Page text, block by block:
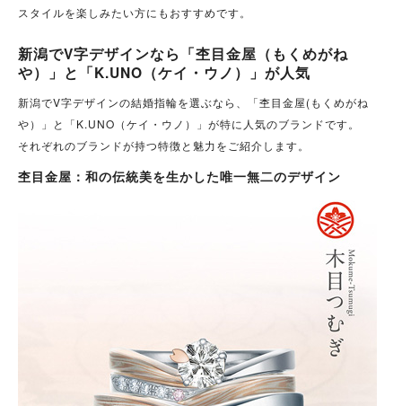
スタイルを楽しみたい方にもおすすめです。
新潟でV字デザインなら「杢目金屋（もくめがね
や）」と「K.UNO（ケイ・ウノ）」が人気
新潟でV字デザインの結婚指輪を選ぶなら、「杢目金屋(もくめがね
や）」と「K.UNO（ケイ・ウノ）」が特に人気のブランドです。
それぞれのブランドが持つ特徴と魅力をご紹介します。
杢目金屋：和の伝統美を生かした唯一無二のデザイン